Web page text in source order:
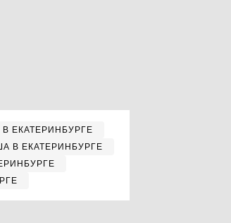
В ЕКАТЕРИНБУРГЕ
В ЕКАТЕРИНБУРГЕ